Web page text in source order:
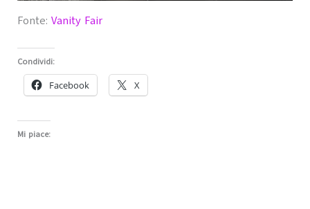
Fonte: Vanity Fair
Condividi:
Facebook X
Mi piace: